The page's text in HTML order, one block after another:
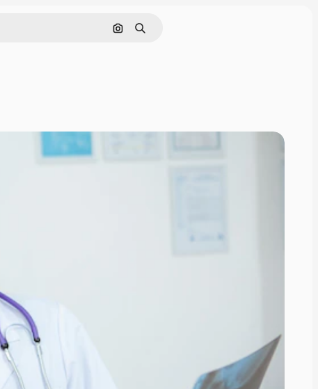
Pesquisar por imagem
Buscar